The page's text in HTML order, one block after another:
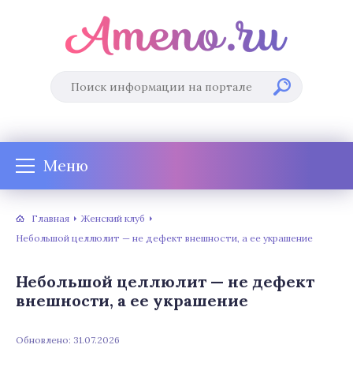
Меню
Главная
Женский клуб
Небольшой целлюлит — не дефект внешности, а ее украшение
Небольшой целлюлит — не дефект
внешности, а ее украшение
Обновлено: 31.07.2026